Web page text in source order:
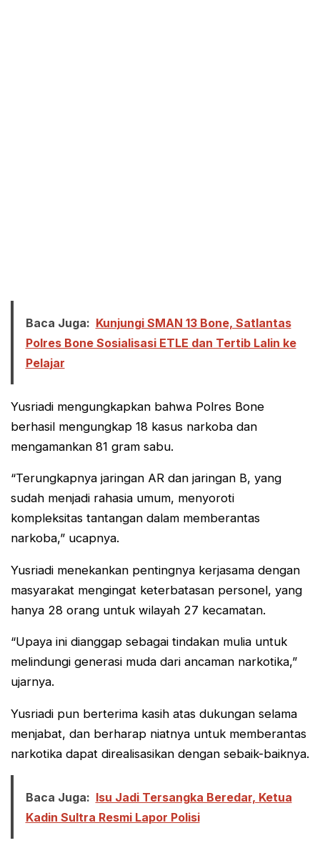
Baca Juga: Kunjungi SMAN 13 Bone, Satlantas
Polres Bone Sosialisasi ETLE dan Tertib Lalin ke
Pelajar
Yusriadi mengungkapkan bahwa Polres Bone
berhasil mengungkap 18 kasus narkoba dan
mengamankan 81 gram sabu.
“Terungkapnya jaringan AR dan jaringan B, yang
sudah menjadi rahasia umum, menyoroti
kompleksitas tantangan dalam memberantas
narkoba,” ucapnya.
Yusriadi menekankan pentingnya kerjasama dengan
masyarakat mengingat keterbatasan personel, yang
hanya 28 orang untuk wilayah 27 kecamatan.
“Upaya ini dianggap sebagai tindakan mulia untuk
melindungi generasi muda dari ancaman narkotika,”
ujarnya.
Yusriadi pun berterima kasih atas dukungan selama
menjabat, dan berharap niatnya untuk memberantas
narkotika dapat direalisasikan dengan sebaik-baiknya.
Baca Juga: Isu Jadi Tersangka Beredar, Ketua
Kadin Sultra Resmi Lapor Polisi